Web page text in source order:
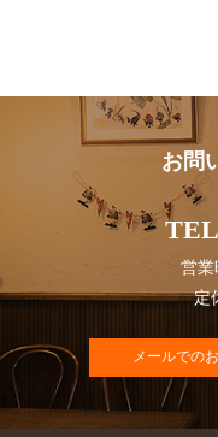
お問
TEL
営
定
メールでの